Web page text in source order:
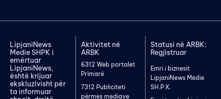
LipjaniNews
Medie SHPK i
emërtuar
LipjaniNews,
është krijuar
ekskluzivisht për
ta informuar
Aktivitet në
ARBK
6312 Web portalet
Primarë
7312 Publiciteti
përmes mediave
Statusi në ARBK:
Regjistruar
Emri i biznesit
LipjaniNews Medie
SH.P.K.